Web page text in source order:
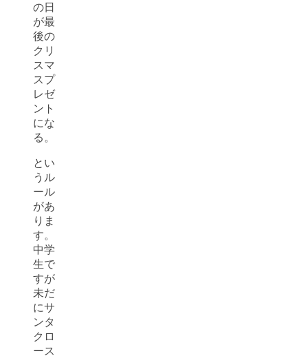
の日
が最
後の
クリ
スマ
スプ
レゼ
ント
にな
る。
とい
うル
ール
があ
りま
す。
中学
生で
すが
未だ
にサ
ンタ
クロ
ース